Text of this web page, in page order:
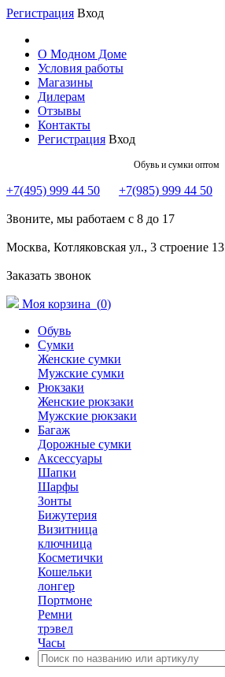
Регистрация Вход
О Модном Доме
Условия работы
Магазины
Дилерам
Отзывы
Контакты
Регистрация Вход
Обувь и сумки оптом
+7(495) 999 44 50 +7(985) 999 44 50
Звоните, мы работаем с 8 до 17
Москва, Котляковская ул., 3 строение 13
Заказать звонок
Моя корзина (0)
Обувь
Сумки
Женские сумки
Мужские сумки
Рюкзаки
Женские рюкзаки
Мужские рюкзаки
Багаж
Дорожные сумки
Аксессуары
Шапки
Шарфы
Зонты
Бижутерия
Визитница
ключница
Косметички
Кошельки
лонгер
Портмоне
Ремни
трэвел
Часы